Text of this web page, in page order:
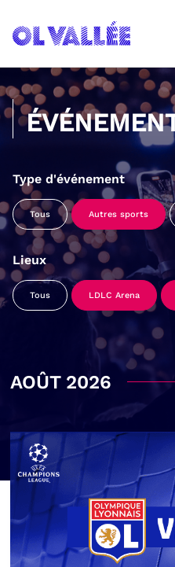
Type d'événement
Tous Autres sports
Lieux
Tous LDLC Arena
AOÛT 2026